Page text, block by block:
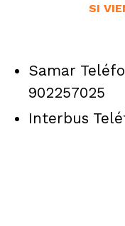
SI
Samar
902257025
Interbus